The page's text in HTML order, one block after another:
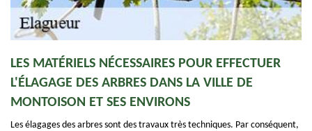
LES MATÉRIELS NÉCESSAIRES POUR EFFECTUER
L'ÉLAGAGE DES ARBRES DANS LA VILLE DE
MONTOISON ET SES ENVIRONS
Les élagages des arbres sont des travaux très techniques. Par conséquent,